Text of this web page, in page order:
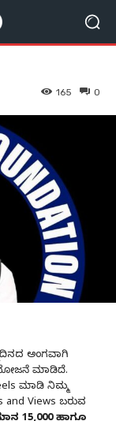
0
165
ಅಂಗವಾಗಿ
ಮಾಡಿದೆ.
ಮಾಡಿ ನಿಮ್ಮ
and Views ಬರುವ